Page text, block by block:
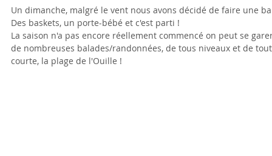
Un dimanche, malgré le vent nous avons décidé de faire une
Des baskets, un porte-bébé et c'est parti !
La saison n'a pas encore réellement commencé on peut se
de nombreuses balades/randonnées, de tous niveaux et de
courte, la plage de l'Ouille !